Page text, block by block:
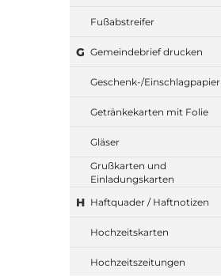
Fußabstreifer
G Gemeindebrief drucken
Geschenk-/Einschlagpapier
Getränkekarten mit Folie
Gläser
Grußkarten und
Einladungskarten
H Haftquader / Haftnotizen
Hochzeitskarten
Hochzeitszeitungen